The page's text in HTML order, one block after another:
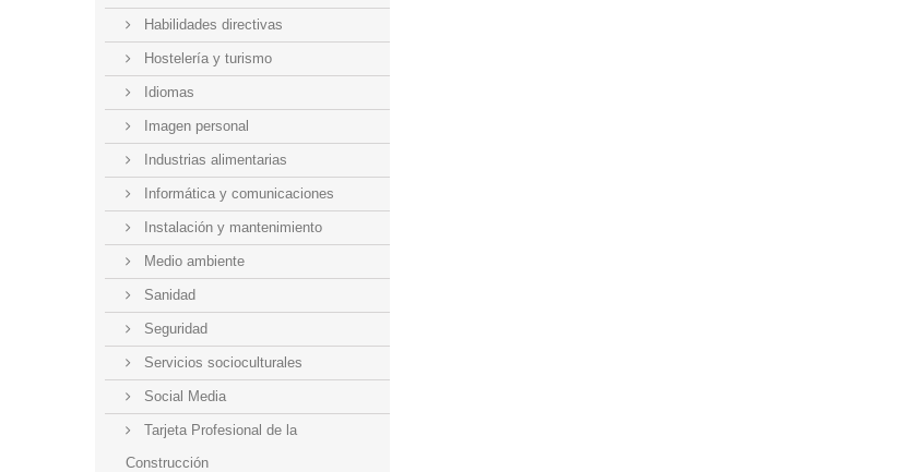
Habilidades directivas
Hostelería y turismo
Idiomas
Imagen personal
Industrias alimentarias
Informática y comunicaciones
Instalación y mantenimiento
Medio ambiente
Sanidad
Seguridad
Servicios socioculturales
Social Media
Tarjeta Profesional de la
Construcción